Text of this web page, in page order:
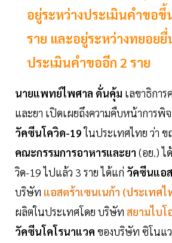
อยู่ระหว่างประเมินคำขอขึ้
ราย และอยู่ระหว่างทยอยยื่
ประเมินคำขออีก 2 ราย
นายแพทย์ไพศาล ดั่นคุ้ม เลขาธิกา
และยา เปิดเผยถึงความคืบหน้าการ
วัคซีนโควิด-19ในประเทศไทย ว่า
คณะกรรมการอาหารและยา (อย.) ไ
วิด-19 ไปแล้ว 3 ราย ได้แก่ วัคซีนแอ
บริษัท แอสตร้าเซนเนก้า (ประเทศไ
ผลิตในประเทศโดย บริษัท สยามไบโ
วัคซีนโคโรนาแวค ของบริษัท ซิโนแว